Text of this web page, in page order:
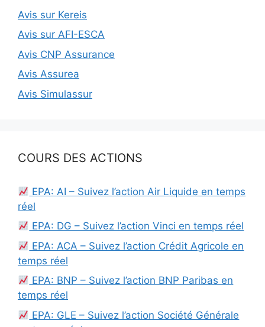
Avis sur Kereis
Avis sur AFI-ESCA
Avis CNP Assurance
Avis Assurea
Avis Simulassur
COURS DES ACTIONS
EPA: AI – Suivez l’action Air Liquide en temps
réel
EPA: DG – Suivez l’action Vinci en temps réel
EPA: ACA – Suivez l’action Crédit Agricole en
temps réel
EPA: BNP – Suivez l’action BNP Paribas en
temps réel
EPA: GLE – Suivez l’action Société Générale